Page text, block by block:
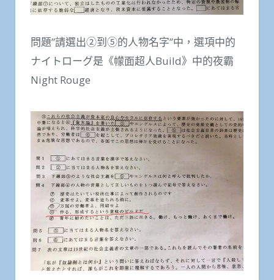
問題”請選出②到⑤的人物名字”中，選項中的
ナイトローグ是《幪面超人Build》中的夜霸
Night Rouge